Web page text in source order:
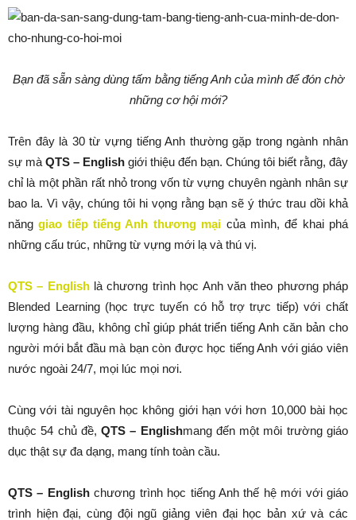
Bạn đã sẵn sàng dùng tấm bằng tiếng Anh của mình để đón chờ
những cơ hội mới?
Trên đây là 30 từ vựng tiếng Anh thường gặp trong ngành nhân
sự mà QTS – English giới thiệu đến bạn. Chúng tôi biết rằng, đây
chỉ là một phần rất nhỏ trong vốn từ vựng chuyên ngành nhân sự
bao la. Vì vậy, chúng tôi hi vọng rằng bạn sẽ ý thức trau dồi khả
nănggiao tiếp tiếng Anh thương mại của mình, để khai phá
những cấu trúc, những từ vựng mới lạ và thú vị.
QTS – Englishlà chương trình học Anh văn theo phương pháp
Blended Learning (học trực tuyến có hỗ trợ trực tiếp) với chất
lượng hàng đầu, không chỉ giúp phát triển tiếng Anh căn bản cho
người mới bắt đầu mà bạn còn được học tiếng Anh với giáo viên
nước ngoài 24/7, mọi lúc mọi nơi.
Cùng với tài nguyên học không giới hạn với hơn 10,000 bài học
thuộc 54 chủ đề,QTS – Englishmang đến một môi trường giáo
dục thật sự đa dạng, mang tính toàn cầu.
QTS – Englishchương trình học tiếng Anh thế hệ mới với giáo
trình hiện đại, cùng đội ngũ giảng viên đại học bản xứ và các